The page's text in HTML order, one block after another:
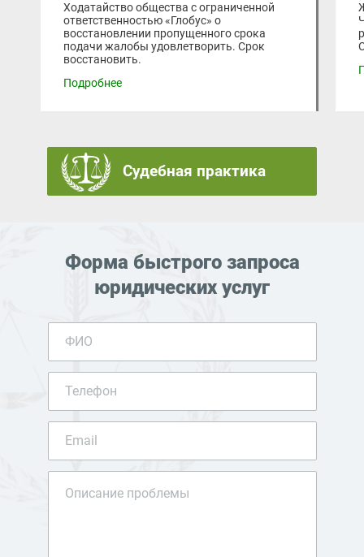
Ходатайство общества с ограниченной
ответственностью «Глобус» о
восстановлении пропущенного срока
подачи жалобы удовлетворить. Срок
восстановить.
Подробнее
Судебная практика
Форма быстрого запроса
юридических услуг